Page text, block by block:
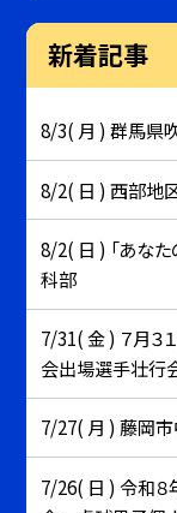
新着記事
8/3( 月 ) 群馬県
8/2( 日 ) 西部地
8/2( 日 ) 「あな
科部
7/31( 金 ) ７月３
会出場選手壮行
7/27( 月 ) 藤岡
7/26( 日 ) 令和